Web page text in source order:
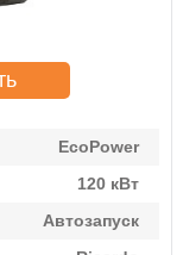
EcoPower
120 кВт
Автозапуск